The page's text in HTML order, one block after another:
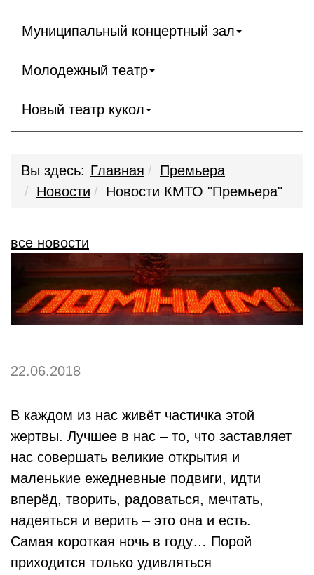
Муниципальный концертный зал
Молодежный театр
Новый театр кукол
Вы здесь: Главная
Премьера
Новости
Новости КМТО "Премьера"
все новости
22.06.2018
В каждом из нас живёт частичка этой
жертвы. Лучшее в нас – то, что заставляет
нас совершать великие открытия и
маленькие ежедневные подвиги, идти
вперёд, творить, радоваться, мечтать,
надеяться и верить – это она и есть.
Самая короткая ночь в году… Порой
приходится только удивляться